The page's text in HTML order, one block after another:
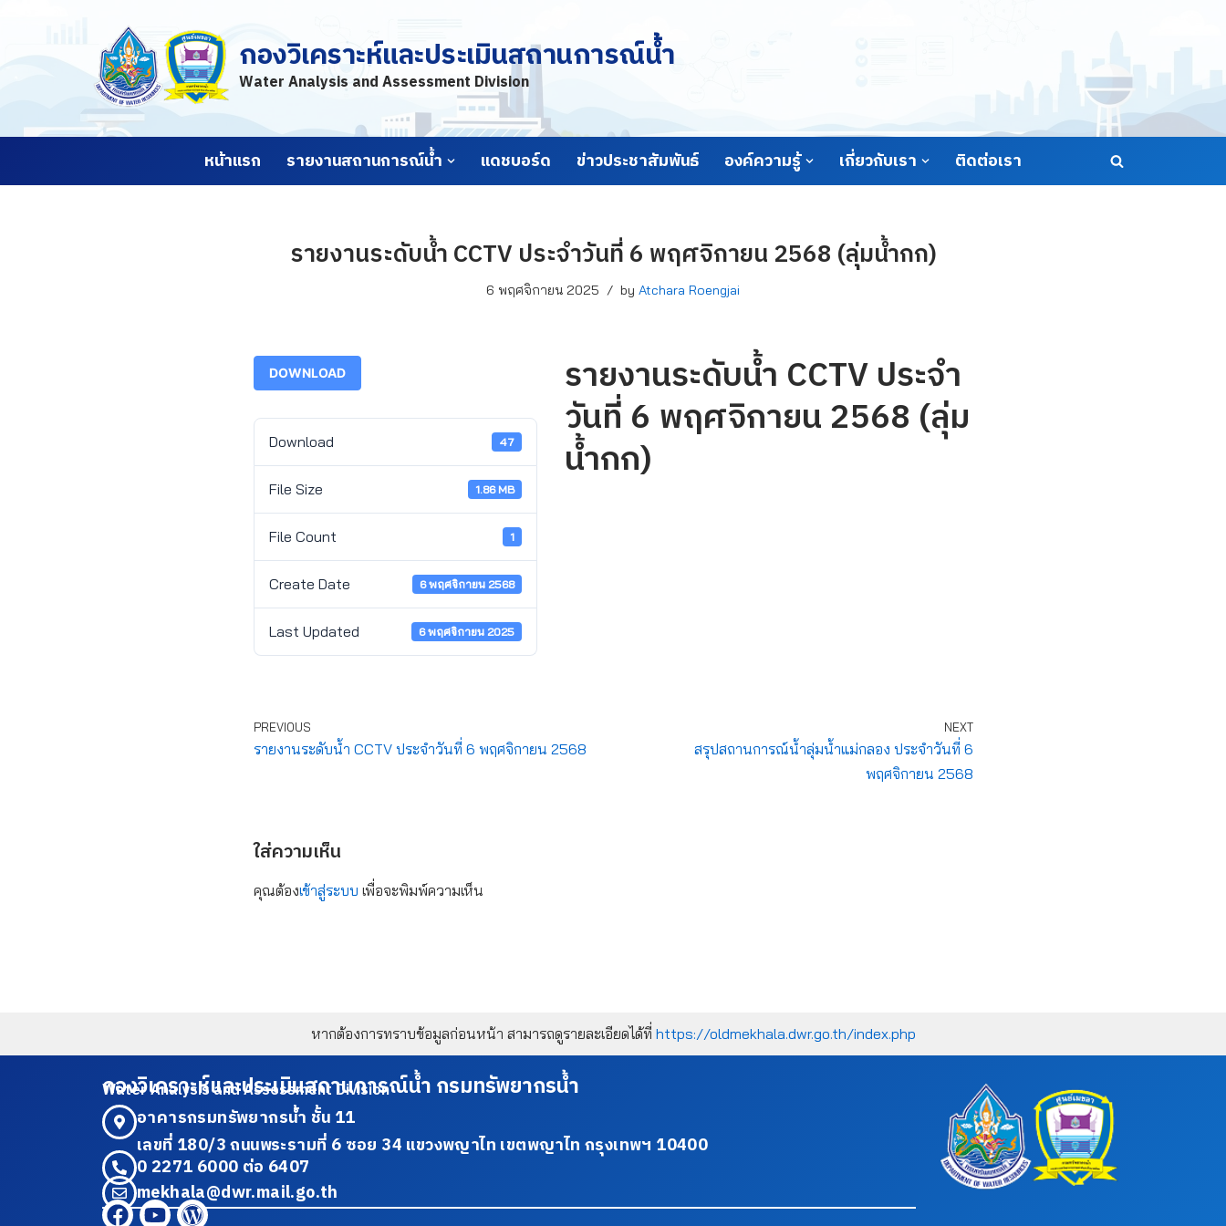
กองวิเคราะห์และประเมินสถานการณ์น้ำ
Water Analysis and Assessment Division
หน้าแรก รายงานสถานการณ์น้ำ แดชบอร์ด ข่าวประชาสัมพันธ์ องค์ความรู้ เกี่ยวกับเรา ติดต่อเรา
รายงานระดับน้ำ CCTV ประจำวันที่ 6 พฤศจิกายน 2568 (ลุ่มน้ำกก)
6 พฤศจิกายน 2025 by Atchara Roengjai
DOWNLOAD
Download 47
File Size 1.86 MB
File Count 1
Create Date 6 พฤศจิกายน 2568
Last Updated 6 พฤศจิกายน 2025
รายงานระดับน้ำ CCTV ประจำ
วันที่ 6 พฤศจิกายน 2568 (ลุ่ม
น้ำกก)
PREVIOUS
รายงานระดับน้ำ CCTV ประจำวันที่ 6 พฤศจิกายน 2568
NEXT
สรุปสถานการณ์น้ำลุ่มน้ำแม่กลอง ประจำวันที่ 6
พฤศจิกายน 2568
ใส่ความเห็น
คุณต้องเข้าสู่ระบบ เพื่อจะพิมพ์ความเห็น
หากต้องการทราบข้อมูลก่อนหน้า สามารถดูรายละเอียดได้ที่ https://oldmekhala.dwr.go.th/index.php
กองวิเคราะห์และประเมินสถานการณ์น้ำ กรมทรัพยากรน้ำ
Water Analysis and Assessment Division
อาคารกรมทรัพยากรน้ำ ชั้น 11
เลขที่ 180/3 ถนนพระรามที่ 6 ซอย 34 แขวงพญาไท เขตพญาไท กรุงเทพฯ 10400
0 2271 6000 ต่อ 6407
mekhala@dwr.mail.go.th